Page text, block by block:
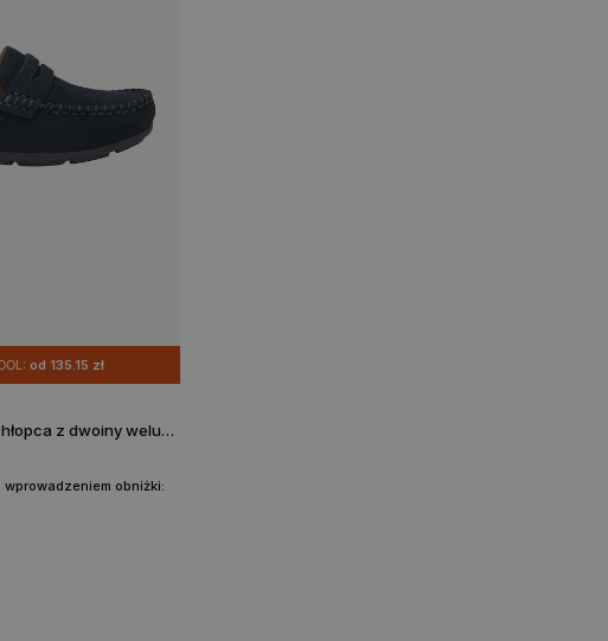
od 135.15 zł
Granatowe mokasyny dla chłopca z dwoiny welurowej BARTEK 87801-66
obniżki: